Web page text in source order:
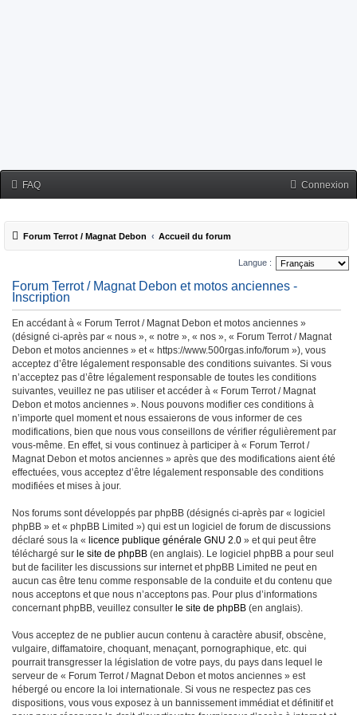
FAQ Connexion
Forum Terrot / Magnat Debon Accueil du forum
Langue :
Forum Terrot / Magnat Debon et motos anciennes -
Inscription
En accédant à « Forum Terrot / Magnat Debon et motos anciennes »
(désigné ci-après par « nous », « notre », « nos », « Forum Terrot / Magnat
Debon et motos anciennes » et « https://www.500rgas.info/forum »), vous
acceptez d’être légalement responsable des conditions suivantes. Si vous
n’acceptez pas d’être légalement responsable de toutes les conditions
suivantes, veuillez ne pas utiliser et accéder à « Forum Terrot / Magnat
Debon et motos anciennes ». Nous pouvons modifier ces conditions à
n’importe quel moment et nous essaierons de vous informer de ces
modifications, bien que nous vous conseillons de vérifier régulièrement par
vous-même. En effet, si vous continuez à participer à « Forum Terrot /
Magnat Debon et motos anciennes » après que des modifications aient été
effectuées, vous acceptez d’être légalement responsable des conditions
modifiées et mises à jour.
Nos forums sont développés par phpBB (désignés ci-après par « logiciel
phpBB » et « phpBB Limited ») qui est un logiciel de forum de discussions
déclaré sous la « licence publique générale GNU 2.0 » et qui peut être
téléchargé sur le site de phpBB (en anglais). Le logiciel phpBB a pour seul
but de faciliter les discussions sur internet et phpBB Limited ne peut en
aucun cas être tenu comme responsable de la conduite et du contenu que
nous acceptons et que nous n’acceptons pas. Pour plus d’informations
concernant phpBB, veuillez consulter le site de phpBB (en anglais).
Vous acceptez de ne publier aucun contenu à caractère abusif, obscène,
vulgaire, diffamatoire, choquant, menaçant, pornographique, etc. qui
pourrait transgresser la législation de votre pays, du pays dans lequel le
serveur de « Forum Terrot / Magnat Debon et motos anciennes » est
hébergé ou encore la loi internationale. Si vous ne respectez pas ces
dispositions, vous vous exposez à un bannissement immédiat et définitif et